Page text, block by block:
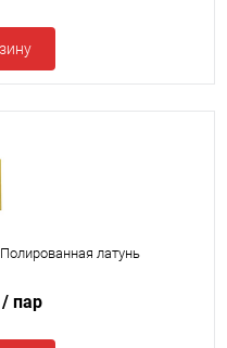
латунь
/ пар